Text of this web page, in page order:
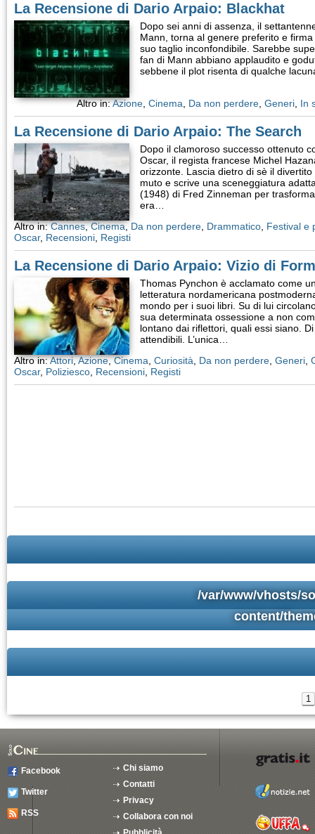
La Recensione di Dario Arpaio: Blackhat
Dopo sei anni di assenza, il
Mann, torna al genere preferito e
suo taglio inconfondibile. Sarebbe
fan di Mann abbiano applaudito e
sebbene il plot risenta di qualche
Altro in:Azione Cinema Da non perdere Generi In
La Recensione di Dario Arpaio: The Search
Dopo il clamoroso successo ottenuto
Oscar, il regista francese Michel
orizzonte. Lascia dietro di sè il
muto e scrive una sceneggiatura
(1948) di Fred Zinneman per
era…
Altro in:Cannes,Cinema, Da non perdere Drammatico Festival e
Oscar, Recensioni Registi
La Recensione di Dario Arpaio: Vizio di
Thomas Pynchon è acclamato come
letteratura nordamericana
mondo per i suoi libri. Su di lui
sua determinata ossessione a non
lontano dai riflettori, quali essi siano.
attendibili. L’unica…
Altro in:Attori,Azione,Cinema Curiosità Da non perdere Generi
Oscar, Poliziesco Recensioni Registi
/var/www/vhosts/
content/
1
Facebook
Twitter
RSS
Chi siamo
Contatti
Privacy
Collabora con noi